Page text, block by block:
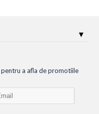
pentru a afla de promotiile